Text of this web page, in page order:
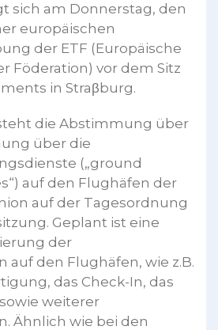
sich am Donnerstag, den
europäischen
der ETF (Europäische
Föderation) vor dem Sitz
in Straβburg.
die Abstimmung über
über die
(„ground
auf den Flughäfen der
auf der Tagesordnung
Geplant ist eine
der
auf den Flughäfen, wie z.B.
das Check-In, das
weiterer
Ähnlich wie bei den